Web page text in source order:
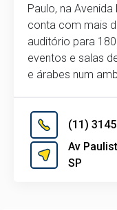
Paulo, na
conta com mais
auditório para
eventos e salas
e árabes num
(11)
Av
SP